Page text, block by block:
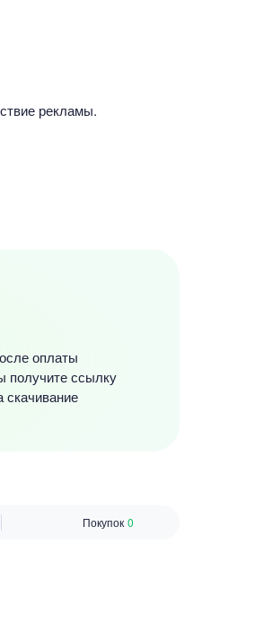
рекламы.
оплаты
получите ссылку
скачивание
Покупок 0